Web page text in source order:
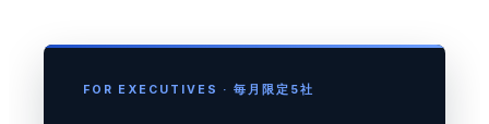
FOR EXECUTIVES · 毎月限定5社